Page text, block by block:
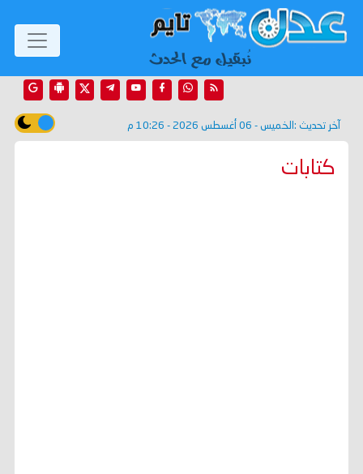
آخر تحديث : الخميس - 06 أغسطس 2026 - 10:26 م
كتابات